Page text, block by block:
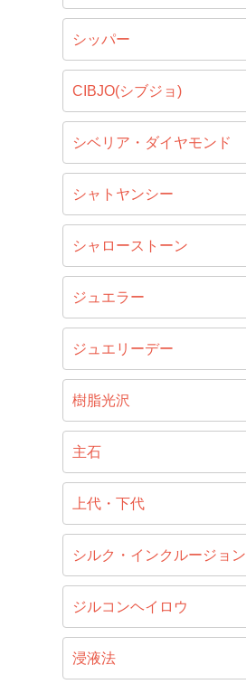
シッパー
CIBJO(シブジョ)
シベリア・ダイヤモンド
シャトヤンシー
シャローストーン
ジュエラー
ジュエリーデー
樹脂光沢
主石
上代・下代
シルク・インクルージョン
ジルコンヘイロウ
浸液法